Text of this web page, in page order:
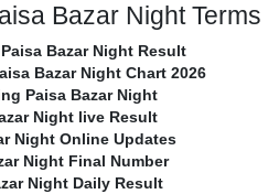
Bazar Night Terms
Bazar Night Result
Bazar Night Chart 2026
Paisa Bazar Night
Night live Result
Night Online Updates
Night Final Number
Night Daily Result